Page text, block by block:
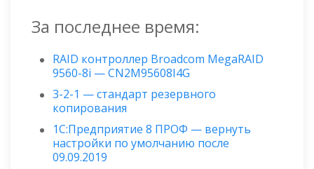
За последнее время:
RAID контроллер Broadcom MegaRAID
9560-8i — CN2M95608I4G
3-2-1 — стандарт резервного
копирования
1С:Предприятие 8 ПРОФ — вернуть
настройки по умолчанию после
09.09.2019